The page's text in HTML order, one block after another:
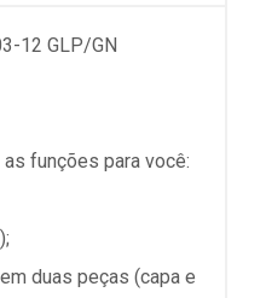
12 GLP/GN
funções para você:
duas peças (capa e